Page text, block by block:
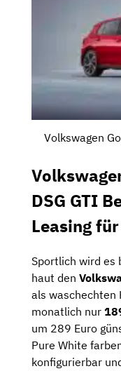
Volkswagen
DSG GTI
Leasing
Sportlich wird es
haut den
als waschechten
monatlich nur
um 289 Euro
Pure White
konfigurierbar